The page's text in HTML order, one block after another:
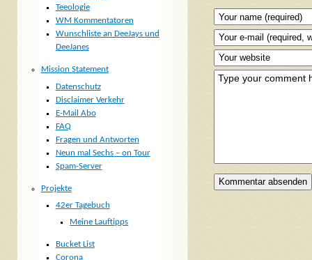
Teeologie
WM Kommentatoren
Wunschliste an DeeJays und
DeeJanes
Mission Statement
Datenschutz
Disclaimer Verkehr
E-Mail Abo
FAQ
Fragen und Antworten
Neun mal Sechs – on Tour
Spam-Server
Projekte
42er Tagebuch
Meine Lauftipps
Bucket List
Corona